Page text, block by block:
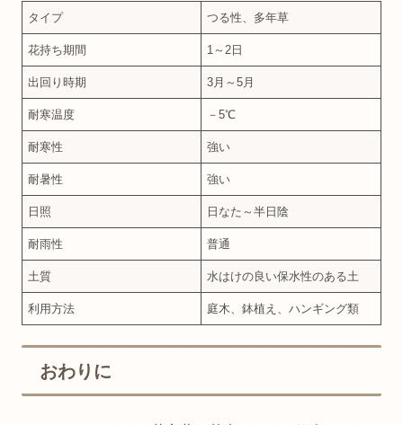
タイプ つる性、多年草
花持ち期間 1～2日
出回り時期 3月～5月
耐寒温度 －5℃
耐寒性 強い
耐暑性 強い
日照 日なた～半日陰
耐雨性 普通
土質 水はけの良い保水性のある土
利用方法 庭木、鉢植え、ハンギング類
おわりに